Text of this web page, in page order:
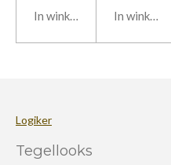
In winkelwagen In
Logiker
Tegellooks